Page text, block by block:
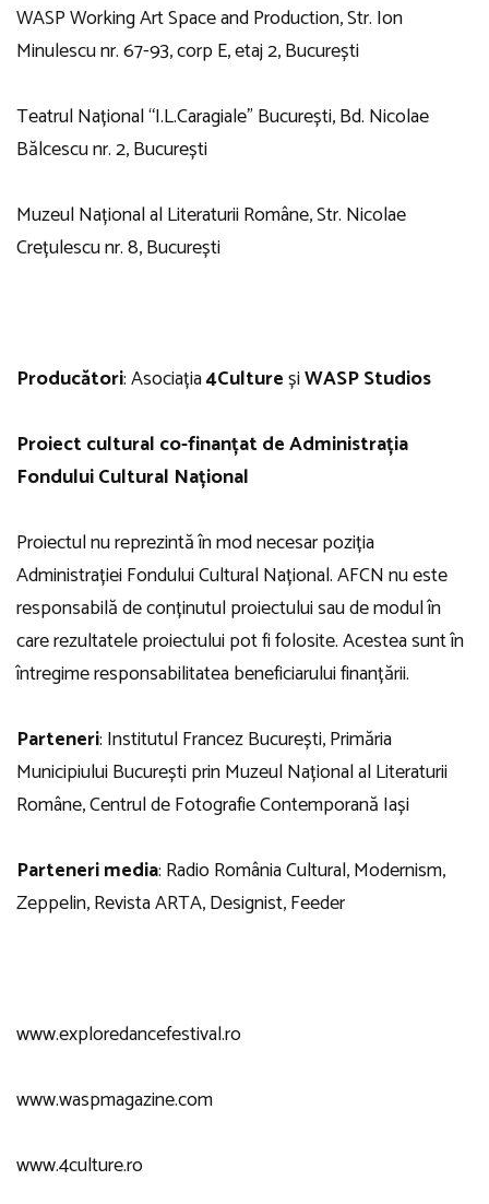
WASP Working Art Space and Production, Str. Ion
Minulescu nr. 67-93, corp E, etaj 2, București
Teatrul Național “I.L.Caragiale” București, Bd. Nicolae
Bălcescu nr. 2, București
Muzeul Național al Literaturii Române, Str. Nicolae
Crețulescu nr. 8, București
Producători: Asociația4CultureșiWASP Studios
Proiect cultural co-finanțat de Administrația
Fondului Cultural Național
Proiectul nu reprezintă în mod necesar poziția
Administrației Fondului Cultural Național. AFCN nu este
responsabilă de conținutul proiectului sau de modul în
care rezultatele proiectului pot fi folosite. Acestea sunt în
întregime responsabilitatea beneficiarului finanțării.
Parteneri: Institutul Francez București, Primăria
Municipiului București prin Muzeul Național al Literaturii
Române, Centrul de Fotografie Contemporană Iași
Parteneri media: Radio România Cultural, Modernism,
Zeppelin, Revista ARTA, Designist, Feeder
www.exploredancefestival.ro
www.waspmagazine.com
www.4culture.ro